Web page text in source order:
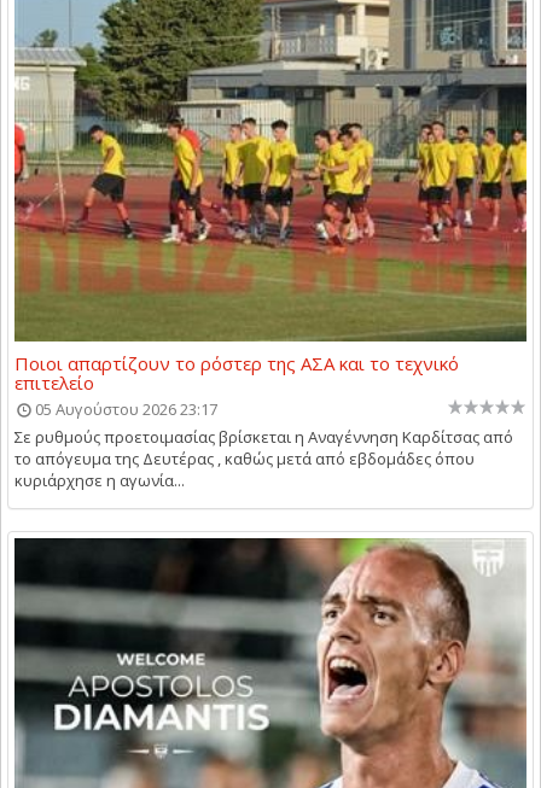
Ποιοι απαρτίζουν το ρόστερ της ΑΣΑ και το τεχνικό
επιτελείο
05 Αυγούστου 2026 23:17
Σε ρυθμούς προετοιμασίας βρίσκεται η Αναγέννηση Καρδίτσας από
το απόγευμα της Δευτέρας , καθώς μετά από εβδομάδες όπου
κυριάρχησε η αγωνία...